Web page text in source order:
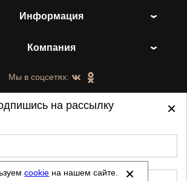
Информация
Компания
Мы в соцсетях:
- ShoesTown.ru - все права
защищены.
cookie на нашем сайте.
на рассылку